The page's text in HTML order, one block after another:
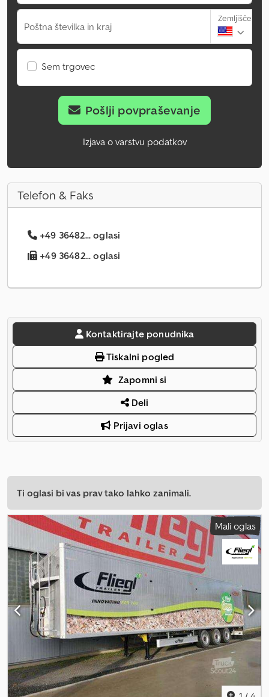
Poštna številka in kraj
Zemljišče
Sem trgovec
Pošlji povpraševanje
Izjava o varstvu podatkov
Telefon & Faks
+49 36482... oglasi
+49 36482... oglasi
Kontaktirajte ponudnika
Tiskalni pogled
Zapomni si
Deli
Prijavi oglas
Ti oglasi bi vas prav tako lahko zanimali.
Mali oglas